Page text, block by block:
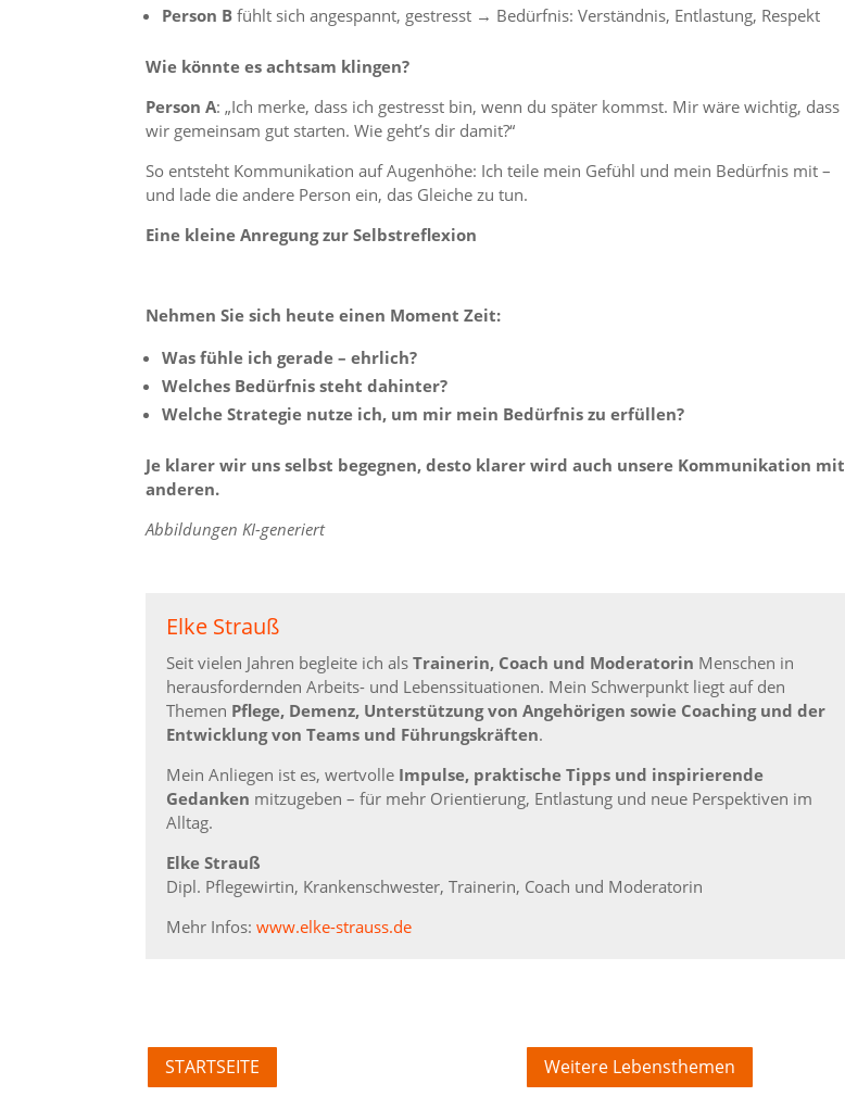
Person B fühlt sich angespannt, gestresst → Bedürfnis: Verständnis, Entlastung, Respekt
Wie könnte es achtsam klingen?
Person A: „Ich merke, dass ich gestresst bin, wenn du später kommst. Mir wäre wichtig, dass
wir gemeinsam gut starten. Wie geht’s dir damit?“
So entsteht Kommunikation auf Augenhöhe: Ich teile mein Gefühl und mein Bedürfnis mit –
und lade die andere Person ein, das Gleiche zu tun.
Eine kleine Anregung zur Selbstreflexion
Nehmen Sie sich heute einen Moment Zeit:
Was fühle ich gerade – ehrlich?
Welches Bedürfnis steht dahinter?
Welche Strategie nutze ich, um mir mein Bedürfnis zu erfüllen?
Je klarer wir uns selbst begegnen, desto klarer wird auch unsere Kommunikation mit
anderen.
Abbildungen KI-generiert
Elke Strauß
Seit vielen Jahren begleite ich alsTrainerin, Coach und Moderatorin Menschen in
herausfordernden Arbeits- und Lebenssituationen. Mein Schwerpunkt liegt auf den
Themen Pflege, Demenz, Unterstützung von Angehörigen sowie Coaching und der
Entwicklung von Teams und Führungskräften.
Mein Anliegen ist es, wertvolle Impulse, praktische Tipps und inspirierende
Gedanken mitzugeben – für mehr Orientierung, Entlastung und neue Perspektiven im
Alltag.
Elke Strauß
Dipl. Pflegewirtin, Krankenschwester, Trainerin, Coach und Moderatorin
Mehr Infos:www.elke-strauss.de
STARTSEITE Weitere Lebensthemen